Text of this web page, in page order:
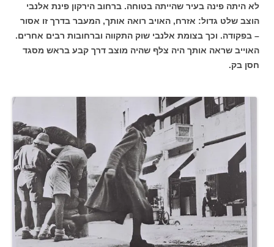
לא היתה פינה בעיר שהייתה בטוחה. ברחוב הירקון פינת אלנבי
הוצב שלט גדול: אזרח, האויב רואה אותך, המעבר בדרך זו אסור
– בפקודה. וכך בצומת אלנבי שוק התקווה וברחובות רבים אחרים.
האוייב שראה אותך היה צלף שהיה מוצב דרך קבע בראש מסגד
חסן בק.